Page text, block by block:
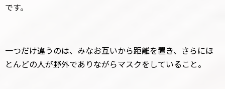
です。
一つだけ違うのは、みなお互いから距離を置き、さらにほ
とんどの人が野外でありながらマスクをしていること。